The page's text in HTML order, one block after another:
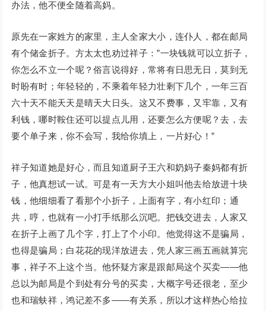
办法，他不便全随着高妈。
原先在一家姓方的家里，主人全家大小，连仆人，都在邮局
有个储金折子。方太太也劝过祥子：”一块钱就可以立折子，
你怎么不立一个呢？俗言说得好，常将有日思无日，莫到无
时盼有时；年轻轻的，不乘着年轻力壮剩下几个，一年三百
六十天不能天天是晴天大日头。这又不费事，又牢靠，又有
利钱，哪时鞍住还可以提点儿用，还要怎么方便呢？去，去
要个单子来，你不会写，我给你填上，一片好心！”
祥子知道她是好心，而且知道厨子王六和奶妈子秦妈都有折
子，他真想试一试。可是有一天方大小姐叫他去给放进十块
钱，他细细看了看那个小折子，上面有字，有小红印；通
共，哼，也就有一小打手纸那么沉吧。把钱交进去，人家又
在折子上画了几个字，打上了个小印。他觉得这不是骗局，
也得是骗局；白花花的现洋放进去，凭人家三画五画就算完
事，祥子不上这个当。他怀疑方家是跟邮局这个买卖——他
总以为邮局是个到处有分号的买卖，大概字号还很老，至少
也和瑞蚨祥，鸿记差不多——有关系，所以才这样热心给拉